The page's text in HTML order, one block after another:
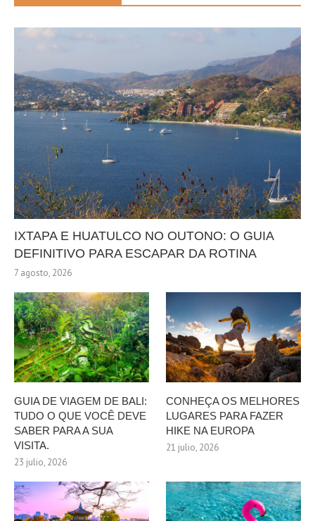
IXTAPA E HUATULCO NO OUTONO: O GUIA
DEFINITIVO PARA ESCAPAR DA ROTINA
7 agosto, 2026
GUIA DE VIAGEM DE BALI:
TUDO O QUE VOCÊ DEVE
SABER PARA A SUA
VISITA.
23 julio, 2026
CONHEÇA OS MELHORES
LUGARES PARA FAZER
HIKE NA EUROPA
21 julio, 2026